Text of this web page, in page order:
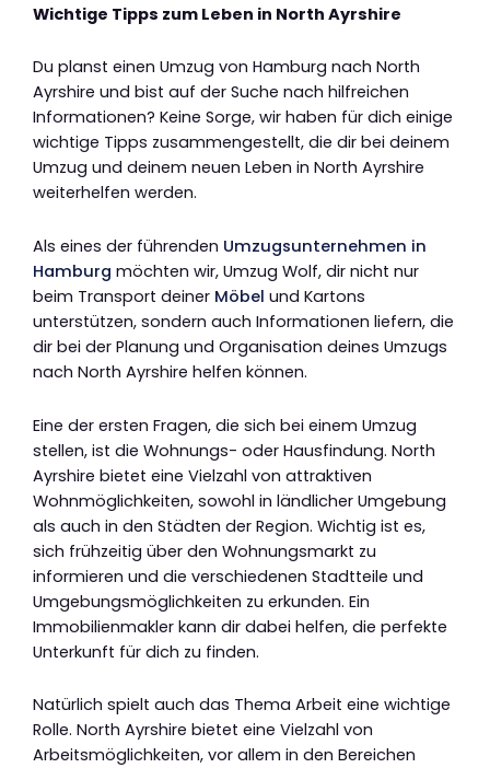
Wichtige Tipps zum Leben in North Ayrshire
Du planst einen Umzug von Hamburg nach North
Ayrshire und bist auf der Suche nach hilfreichen
Informationen? Keine Sorge, wir haben für dich einige
wichtige Tipps zusammengestellt, die dir bei deinem
Umzug und deinem neuen Leben in North Ayrshire
weiterhelfen werden.
Als eines der führenden Umzugsunternehmen in
Hamburg möchten wir, Umzug Wolf, dir nicht nur
beim Transport deiner Möbel und Kartons
unterstützen, sondern auch Informationen liefern, die
dir bei der Planung und Organisation deines Umzugs
nach North Ayrshire helfen können.
Eine der ersten Fragen, die sich bei einem Umzug
stellen, ist die Wohnungs- oder Hausfindung. North
Ayrshire bietet eine Vielzahl von attraktiven
Wohnmöglichkeiten, sowohl in ländlicher Umgebung
als auch in den Städten der Region. Wichtig ist es,
sich frühzeitig über den Wohnungsmarkt zu
informieren und die verschiedenen Stadtteile und
Umgebungsmöglichkeiten zu erkunden. Ein
Immobilienmakler kann dir dabei helfen, die perfekte
Unterkunft für dich zu finden.
Natürlich spielt auch das Thema Arbeit eine wichtige
Rolle. North Ayrshire bietet eine Vielzahl von
Arbeitsmöglichkeiten, vor allem in den Bereichen